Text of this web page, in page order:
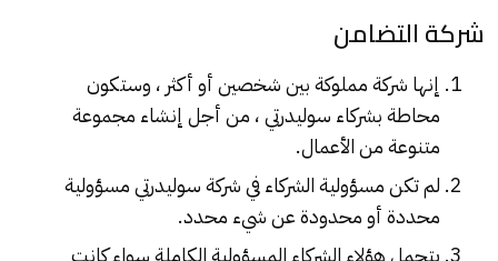
شركة التضامن
إنها شركة مملوكة بين شخصين أو أكثر ، وستكون
محاطة بشركاء سوليدرتي ، من أجل إنشاء مجموعة
متنوعة من الأعمال.
لم تكن مسؤولية الشركاء في شركة سوليدرتي مسؤولية
محددة أو محدودة عن شيء محدد.
يتحمل هؤلاء الشركاء المسؤولية الكاملة سواء كانت